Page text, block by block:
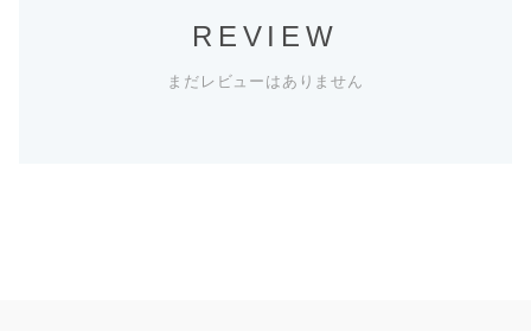
REVIEW
まだレビューはありません